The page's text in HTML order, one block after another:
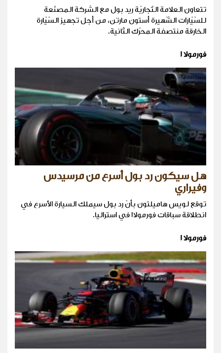
تتعاون العلامة التّجاريّة ريد بول مع الشركة المصنّعة
للسّيّارات الشّهيرة أستون مارتن، من أجل تجهيز السّيّارة
الخارقة منتصفة المحرّك الثّانية.
فورمولا 1
هل سيكون رد بول أسرع من مرسيدس
وفيراري
توقع لويس هاميلتون بأنّ رد بول سيملك السيارة الأسرع في
انطلاقة سباقات فورمولا١ في استراليا.
فورمولا 1